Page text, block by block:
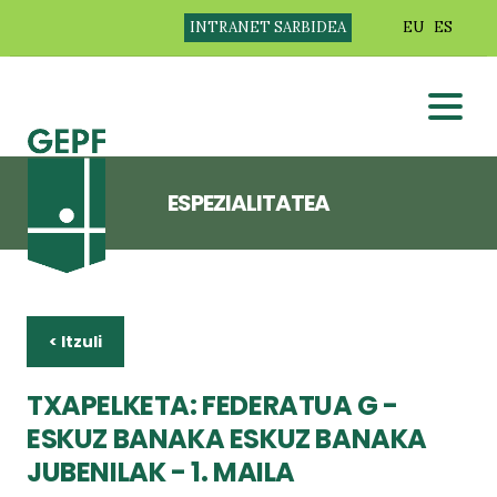
INTRANET SARBIDEA EU ES
ESPEZIALITATEA
< Itzuli
TXAPELKETA: FEDERATUA G -
ESKUZ BANAKA ESKUZ BANAKA
JUBENILAK - 1. MAILA